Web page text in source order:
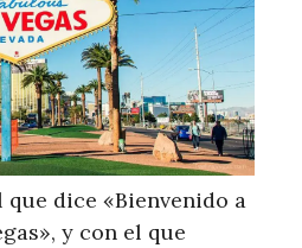
dice «Bienvenido a
y con el que